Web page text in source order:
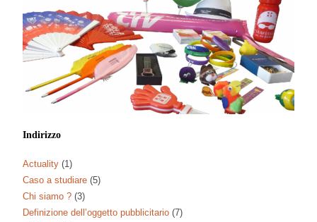
Indirizzo
Actuality (1)
Caso a studiare (5)
Chi siamo ? (3)
Definizione dell’oggetto pubblicitario (7)